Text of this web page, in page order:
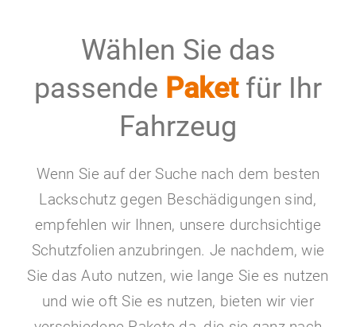
Wählen Sie das
passende Paketfür Ihr
Fahrzeug
Wenn Sie auf der Suche nach dem besten
Lackschutz gegen Beschädigungen sind,
empfehlen wir Ihnen, unsere durchsichtige
Schutzfolien anzubringen. Je nachdem, wie
Sie das Auto nutzen, wie lange Sie es nutzen
und wie oft Sie es nutzen, bieten wir vier